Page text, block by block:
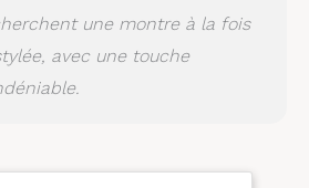
une montre à la fois
avec une touche